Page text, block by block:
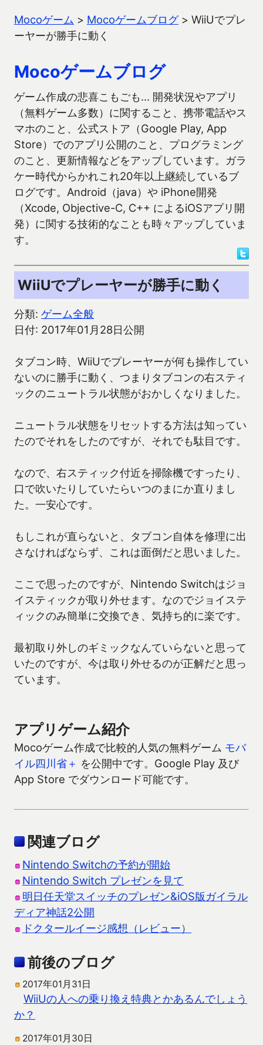
Mocoゲーム > Mocoゲームブログ> WiiUでプレ
ーヤーが勝手に動く
Mocoゲームブログ
ゲーム作成の悲喜こもごも… 開発状況やアプリ
（無料ゲーム多数）に関すること、携帯電話やス
マホのこと、公式ストア（Google Play, App
Store）でのアプリ公開のこと、プログラミング
のこと、更新情報などをアップしています。ガラ
ケー時代からかれこれ20年以上継続しているブ
ログです。Android（java）や iPhone開発
（Xcode, Objective-C, C++ によるiOSアプリ開
発）に関する技術的なことも時々アップしていま
す。
WiiUでプレーヤーが勝手に動く
分類: ゲーム全般
日付: 2017年01月28日公開
タブコン時、WiiUでプレーヤーが何も操作してい
ないのに勝手に動く、つまりタブコンの右スティ
ックのニュートラル状態がおかしくなりました。
ニュートラル状態をリセットする方法は知ってい
たのでそれをしたのですが、それでも駄目です。
なので、右スティック付近を掃除機ですったり、
口で吹いたりしていたらいつのまにか直りまし
た。一安心です。
もしこれが直らないと、タブコン自体を修理に出
さなければならず、これは面倒だと思いました。
ここで思ったのですが、Nintendo Switchはジョ
イスティックが取り外せます。なのでジョイステ
ィックのみ簡単に交換でき、気持ち的に楽です。
最初取り外しのギミックなんていらないと思って
いたのですが、今は取り外せるのが正解だと思っ
ています。
アプリゲーム紹介
Mocoゲーム作成で比較的人気の無料ゲーム モバ
イル四川省＋ を公開中です。Google Play 及び
App Store でダウンロード可能です。
関連ブログ
Nintendo Switchの予約が開始
Nintendo Switch プレゼンを見て
明日任天堂スイッチのプレゼン&iOS版ガイラル
ディア神話2公開
ドクタールイージ感想（レビュー）
前後のブログ
2017年01月31日
WiiUの人への乗り換え特典とかあるんでしょう
か？
2017年01月30日